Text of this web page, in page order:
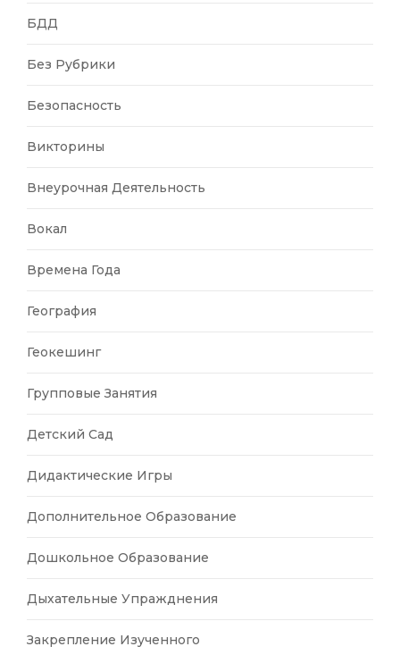
БДД
Без Рубрики
Безопасность
Викторины
Внеурочная Деятельность
Вокал
Времена Года
География
Геокешинг
Групповые Занятия
Детский Сад
Дидактические Игры
Дополнительное Образование
Дошкольное Образование
Дыхательные Упражднения
Закрепление Изученного